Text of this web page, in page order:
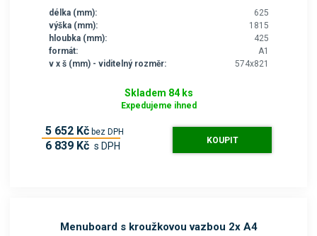
délka (mm):
625
výška (mm):
1815
hloubka (mm):
425
formát:
A1
v x š (mm) - viditelný rozměr:
574x821
Skladem 84 ks
Expedujeme ihned
5 652 Kč bez DPH
6 839 Kč s DPH KOUPIT
Menuboard s kroužkovou vazbou 2x A4